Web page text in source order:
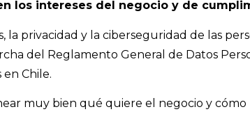
los intereses del negocio y de
privacidad y la ciberseguridad de las
del Reglamento General de Datos
Chile.
muy bien qué quiere el negocio y